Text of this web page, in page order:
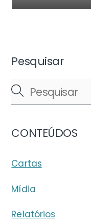
Pesquisar
CONTEÚDOS
Cartas
Mídia
Relatórios